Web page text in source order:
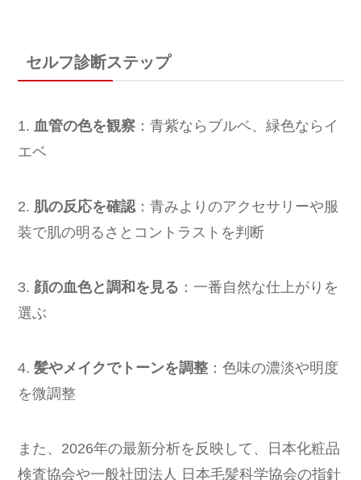
セルフ診断ステップ
1.血管の色を観察 ：青紫ならブルベ、緑色ならイ
エベ
2. 肌の反応を確認：青みよりのアクセサリーや服
装で肌の明るさとコントラストを判断
3. 顔の血色と調和を見る ：一番自然な仕上がりを
選ぶ
4.髪やメイクでトーンを調整 ：色味の濃淡や明度
を微調整
また、2026年の最新分析を反映して、日本化粧品
検査協会や一般社団法人 日本毛髪科学協会の指針